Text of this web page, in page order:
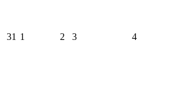
31 1 2 3 4